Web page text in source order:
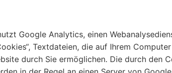
Google Analytics, einen
Textdateien, die auf Ihrem
durch Sie ermöglichen. Die durch den